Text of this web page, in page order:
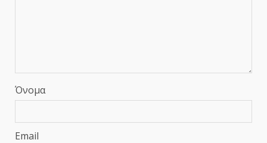
Όνομα
Email